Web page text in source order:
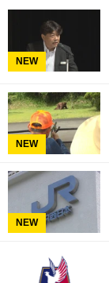
NEW
NEW
NEW